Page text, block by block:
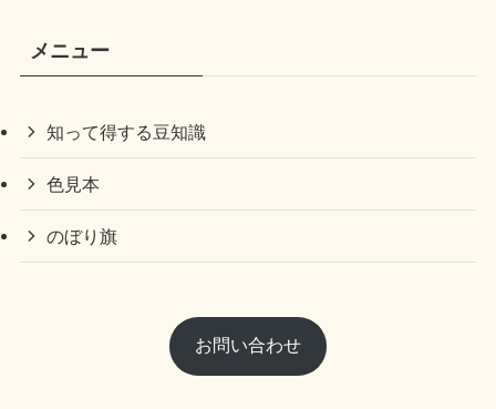
メニュー
知って得する豆知識
色見本
のぼり旗
お問い合わせ